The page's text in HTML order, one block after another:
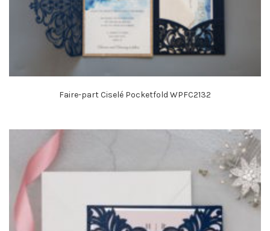
Faire-part Ciselé Pocketfold WPFC2132